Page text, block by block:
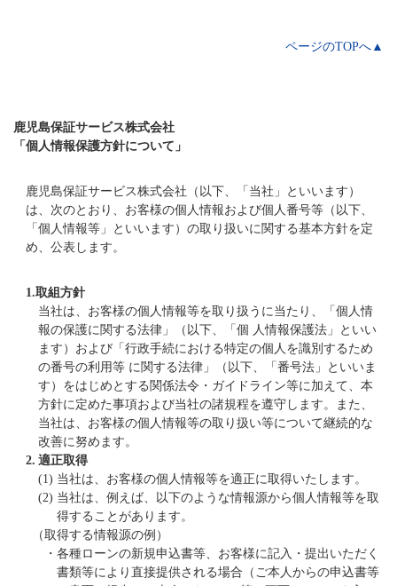
ページのTOPへ▲
鹿児島保証サービス株式会社
「個人情報保護方針について」
鹿児島保証サービス株式会社（以下、「当社」といいます）
は、次のとおり、お客様の個人情報および個人番号等（以下、
「個人情報等」といいます）の取り扱いに関する基本方針を定
め、公表します。
1.取組方針
当社は、お客様の個人情報等を取り扱うに当たり、「個人情
報の保護に関する法律」（以下、「個 人情報保護法」といい
ます）および「行政手続における特定の個人を識別するため
の番号の利用等 に関する法律」（以下、「番号法」といいま
す）をはじめとする関係法令・ガイドライン等に加えて、本
方針に定めた事項および当社の諸規程を遵守します。また、
当社は、お客様の個人情報等の取り扱い等について継続的な
改善に努めます。
2. 適正取得
(1) 当社は、お客様の個人情報等を適正に取得いたします。
(2) 当社は、例えば、以下のような情報源から個人情報等を取
得することがあります。
（取得する情報源の例）
・ 各種ローンの新規申込書等、お客様に記入・提出いただく
書類等により直接提供される場合（ご本人からの申込書等